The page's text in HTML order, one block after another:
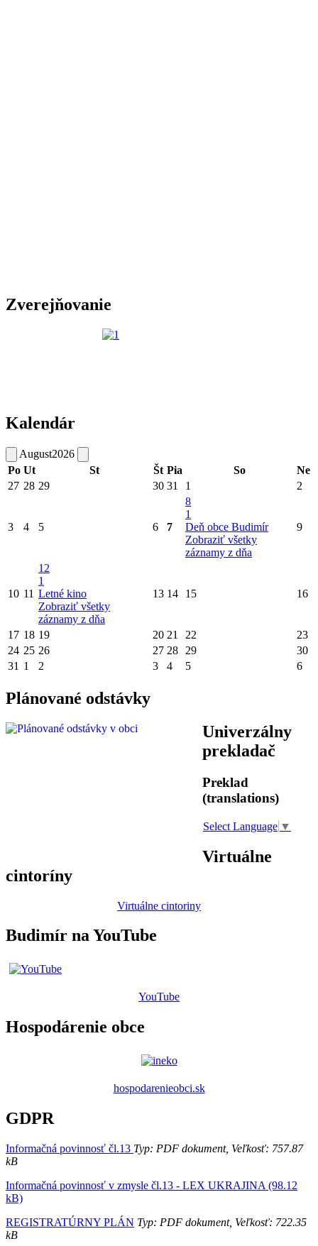
Zverejňovanie
Kalendár
August2026
Po Ut St Št Pia So
Ne
27 28 29 30 31 1 2
3 4 5 6 7
8
1
Deň obce Budimír
Zobraziť všetky
záznamy z dňa
9
10 11
12
1
Letné kino
Zobraziť všetky
záznamy z dňa
13 14 15 16
17 18 19 20 21 22
23
24 25 26 27 28 29
30
31 1 2 3 4 5 6
Plánované odstávky
Univerzálny
prekladač
Preklad
(translations)
Select Language ▼
Virtuálne
cintoríny
Virtuálne cintoriny
Budimír na YouTube
YouTube
Hospodárenie obce
hospodarenieobci.sk
GDPR
Informačná povinnosť čl.13 Typ: PDF dokument, Veľkosť: 757.87
kB
Informačná povinnosť v zmysle čl.13 - LEX UKRAJINA (98.12
kB)
REGISTRATÚRNY PLÁN Typ: PDF dokument, Veľkosť: 722.35
kB